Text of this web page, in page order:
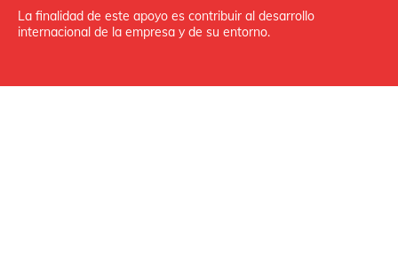
La finalidad de este apoyo es contribuir al desarrollo
internacional de la empresa y de su entorno.